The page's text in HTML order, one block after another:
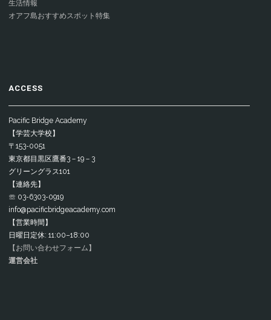
生活情報
オアフ島おすすめスポット特集
ACCESS
Pacific Bridge Academy
【学芸大学校】
〒153-0051
東京都目黒区鷹番3－19－3
グリーングラス101
【連絡先】
☏ 03-6303-0919
info@pacificbridgeacademy.com
【営業時間】
日曜日定休: 11:00–18:00
【お問い合わせフォーム】
運営会社